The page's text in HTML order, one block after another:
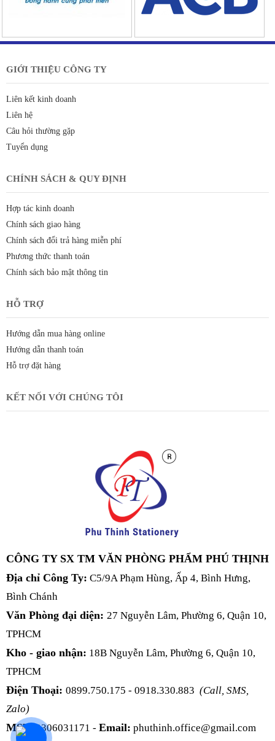
GIỚI THIỆU CÔNG TY
Liên kết kinh doanh
Liên hệ
Câu hỏi thường gặp
Tuyển dụng
CHÍNH SÁCH & QUY ĐỊNH
Hợp tác kinh doanh
Chính sách giao hàng
Chính sách đổi trả hàng miễn phí
Phương thức thanh toán
Chính sách bảo mật thông tin
HỖ TRỢ
Hướng dẫn mua hàng online
Hướng dẫn thanh toán
Hỗ trợ đặt hàng
KẾT NỐI VỚI CHÚNG TÔI
CÔNG TY SX TM VĂN PHÒNG PHẨM PHÚ THỊNH
Địa chỉ Công Ty: C5/9A Phạm Hùng, Ấp 4, Bình Hưng,
Bình Chánh
Văn Phòng đại diện: 27 Nguyễn Lâm, Phường 6, Quận 10,
TPHCM
Kho - giao nhận: 18B Nguyễn Lâm, Phường 6, Quận 10,
TPHCM
Điện Thoại: 0899.750.175 - 0918.330.883 (Call, SMS,
Zalo)
MST: 0306031171 - Email: phuthinh.office@gmail.com